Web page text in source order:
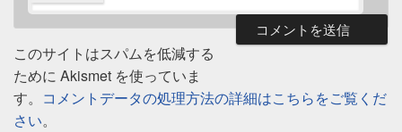
このサイトはスパムを低減する
ために Akismet を使っていま
す。 コメントデータの処理方法の詳細はこちらをご覧くだ
さい。